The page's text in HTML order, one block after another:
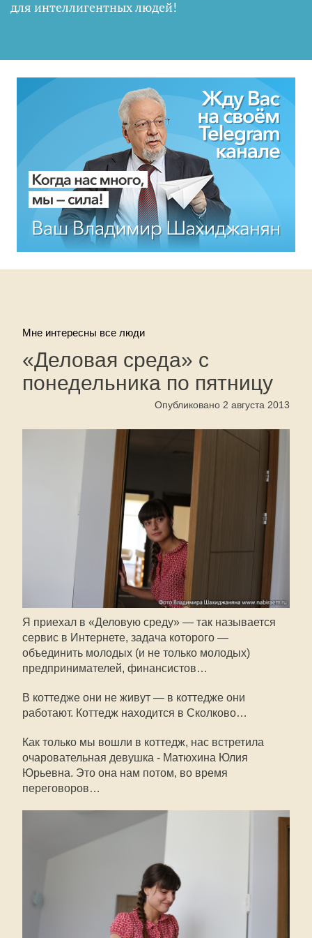
для интеллигентных людей!
Мне интересны все люди
«Деловая среда» с
понедельника по пятницу
Опубликовано 2 августа 2013
Я приехал в «Деловую среду» — так называется
сервис в Интернете, задача которого —
объединить молодых (и не только молодых)
предпринимателей, финансистов…
В коттедже они не живут — в коттедже они
работают. Коттедж находится в Сколково…
Как только мы вошли в коттедж, нас встретила
очаровательная девушка - Матюхина Юлия
Юрьевна. Это она нам потом, во время
переговоров…